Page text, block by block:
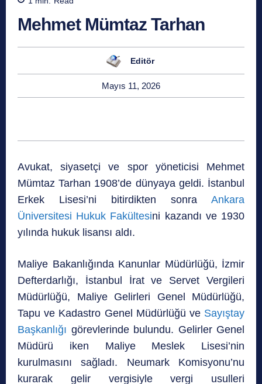
Mehmet Mümtaz Tarhan
Editör
Mayıs 11, 2026
Avukat, siyasetçi ve spor yöneticisi Mehmet
Mümtaz Tarhan 1908’de dünyaya geldi. İstanbul
Erkek Lisesi’ni bitirdikten sonra Ankara
Üniversitesi Hukuk Fakültesini kazandı ve 1930
yılında hukuk lisansı aldı.
Maliye Bakanlığında Kanunlar Müdürlüğü, İzmir
Defterdarlığı, İstanbul İrat ve Servet Vergileri
Müdürlüğü, Maliye Gelirleri Genel Müdürlüğü,
Tapu ve Kadastro Genel Müdürlüğü ve Sayıştay
Başkanlığı görevlerinde bulundu. Gelirler Genel
Müdürü iken Maliye Meslek Lisesi’nin
kurulmasını sağladı. Neumark Komisyonu’nu
kurarak gelir vergisiyle vergi usulleri